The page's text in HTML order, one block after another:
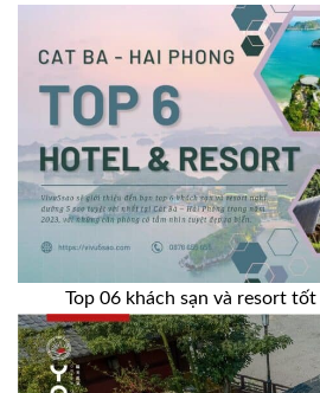
Top 06 khách sạn và resort